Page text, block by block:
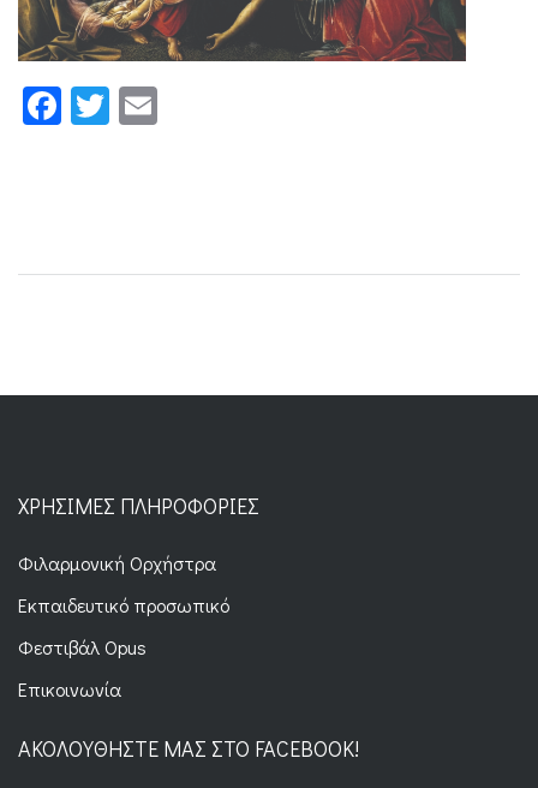
Facebook
Twitter
ΧΡΉΣΙΜΕΣ ΠΛΗΡΟΦΟΡΊΕΣ
Φιλαρμονική Ορχήστρα
Εκπαιδευτικό προσωπικό
Φεστιβάλ Opus
Επικοινωνία
ΑΚΟΛΟΥΘΉΣΤΕ ΜΑΣ ΣΤΟ FACEBOOK!